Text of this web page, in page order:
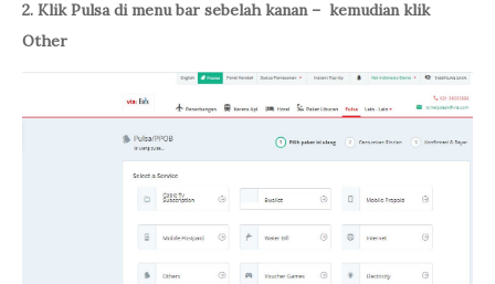
2. Klik Pulsa di menu bar sebelah kanan – kemudian klik
Other